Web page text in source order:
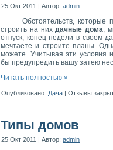
25 Окт 2011 | Автор: admin
Обстоятельств, которые
строить на нихдачные дома,
отпуск, конец недели в своем
мечтаете и строите планы.
можете. Учитывая эти условия
бы предупредить вашу затею
Читать полностью »
Опубликовано: Дача Отзывы
Типы домов
25 Окт 2011 | Автор: admin